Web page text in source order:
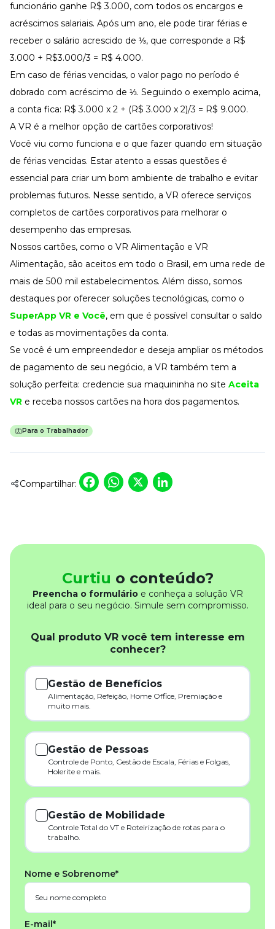
funcionário ganhe R$ 3.000, com todos os encargos e
acréscimos salariais. Após um ano, ele pode tirar férias e
receber o salário acrescido de ⅓, que corresponde a R$
3.000 + R$3.000/3 = R$ 4.000.
Em caso de férias vencidas, o valor pago no período é
dobrado com acréscimo de ⅓. Seguindo o exemplo acima,
a conta fica: R$ 3.000 x 2 + (R$ 3.000 x 2)/3 = R$ 9.000.
A VR é a melhor opção de cartões corporativos!
Você viu como funciona e o que fazer quando em situação
de férias vencidas. Estar atento a essas questões é
essencial para criar um bom ambiente de trabalho e evitar
problemas futuros. Nesse sentido, a VR oferece serviços
completos de cartões corporativos para melhorar o
desempenho das empresas.
Nossos cartões, como o VR Alimentação e VR
Alimentação, são aceitos em todo o Brasil, em uma rede de
mais de 500 mil estabelecimentos. Além disso, somos
destaques por oferecer soluções tecnológicas, como o
SuperApp VR e Você, em que é possível consultar o saldo
e todas as movimentações da conta.
Se você é um empreendedor e deseja ampliar os métodos
de pagamento de seu negócio, a VR também tem a
solução perfeita: credencie sua maquininha no site Aceita
VR e receba nossos cartões na hora dos pagamentos.
Para o Trabalhador
Compartilhar: Facebook
WhatsApp
X
Curtiu o conteúdo?
Preencha o formulárioe conheça a solução VR
ideal para o seu negócio. Simule sem compromisso.
Qual produto VR você tem interesse em
conhecer?
Gestão de Benefícios
Alimentação, Refeição, Home Office, Premiação e
muito mais.
Gestão de Pessoas
Controle de Ponto, Gestão de Escala, Férias e Folgas,
Holerite e mais.
Gestão de Mobilidade
Controle Total do VT e Roteirização de rotas para o
trabalho.
Nome e Sobrenome*
E-mail*